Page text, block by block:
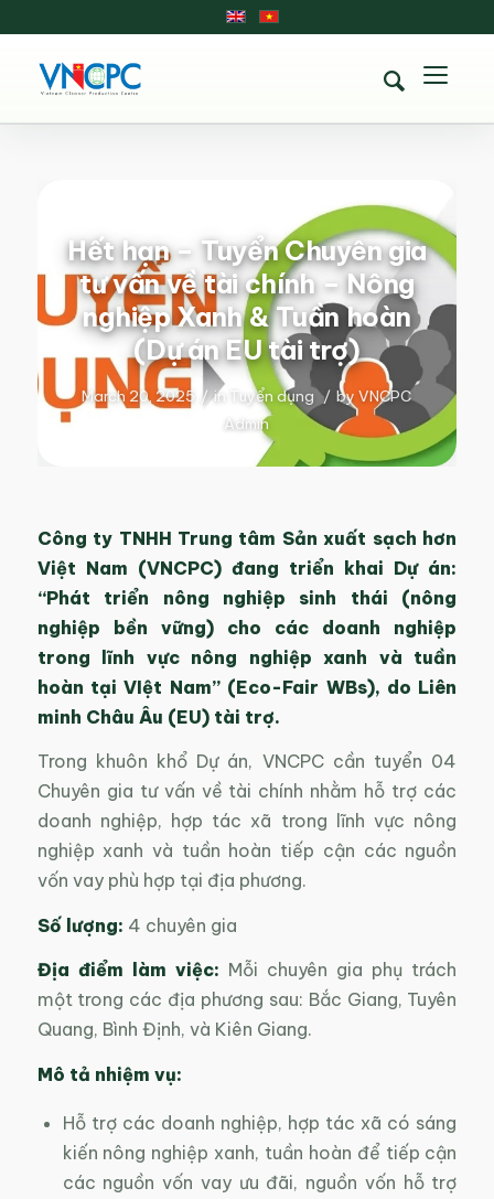
Hết hạn – Tuyển Chuyên gia
tư vấn về tài chính – Nông
nghiệp Xanh & Tuần hoàn
(Dự án EU tài trợ)
March 20, 2025 / in Tuyển dụng / byVNCPC
Admin
Công ty TNHH Trung tâm Sản xuất sạch hơn
Việt Nam (VNCPC) đang triển khai Dự án:
“Phát triển nông nghiệp sinh thái (nông
nghiệp bền vững) cho các doanh nghiệp
trong lĩnh vực nông nghiệp xanh và tuần
hoàn tại VIệt Nam” (Eco-Fair WBs), do Liên
minh Châu Âu (EU) tài trợ.
Trong khuôn khổ Dự án, VNCPC cần tuyển 04
Chuyên gia tư vấn về tài chính nhằm hỗ trợ các
doanh nghiệp, hợp tác xã trong lĩnh vực nông
nghiệp xanh và tuần hoàn tiếp cận các nguồn
vốn vay phù hợp tại địa phương.
Số lượng: 4 chuyên gia
Địa điểm làm việc: Mỗi chuyên gia phụ trách
một trong các địa phương sau: Bắc Giang, Tuyên
Quang, Bình Định, và Kiên Giang.
Mô tả nhiệm vụ:
Hỗ trợ các doanh nghiệp, hợp tác xã có sáng
kiến nông nghiệp xanh, tuần hoàn để tiếp cận
các nguồn vốn vay ưu đãi, nguồn vốn hỗ trợ